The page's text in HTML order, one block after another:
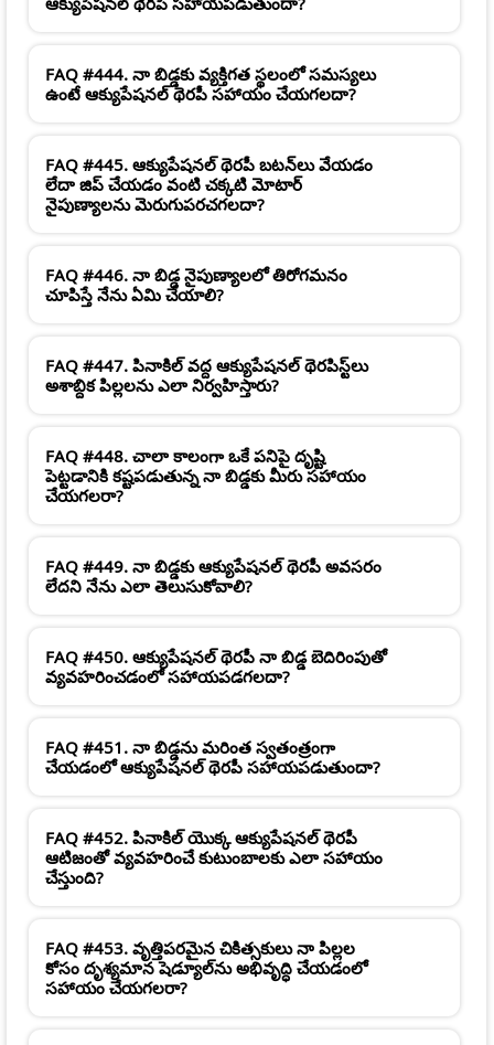
FAQ #444. నా బిడ్డకు వ్యక్తిగత స్థలంలో సమస్యలు
ఉంటే ఆక్యుపేషనల్ థెరపీ సహాయం చేయగలదా?
FAQ #445. ఆక్యుపేషనల్ థెరపీ బటన్‌లు వేయడం
లేదా జిప్ చేయడం వంటి చక్కటి మోటార్
నైపుణ్యాలను మెరుగుపరచగలదా?
FAQ #446. నా బిడ్డ నైపుణ్యాలలో తిరోగమనం
చూపిస్తే నేను ఏమి చేయాలి?
FAQ #447. పినాకిల్ వద్ద ఆక్యుపేషనల్ థెరపిస్ట్‌లు
అశాబ్దిక పిల్లలను ఎలా నిర్వహిస్తారు?
FAQ #448. చాలా కాలంగా ఒకే పనిపై దృష్టి
పెట్టడానికి కష్టపడుతున్న నా బిడ్డకు మీరు సహాయం
చేయగలరా?
FAQ #449. నా బిడ్డకు ఆక్యుపేషనల్ థెరపీ అవసరం
లేదని నేను ఎలా తెలుసుకోవాలి?
FAQ #450. ఆక్యుపేషనల్ థెరపీ నా బిడ్డ బెదిరింపుతో
వ్యవహరించడంలో సహాయపడగలదా?
FAQ #451. నా బిడ్డను మరింత స్వతంత్రంగా
చేయడంలో ఆక్యుపేషనల్ థెరపీ సహాయపడుతుందా?
FAQ #452. పినాకిల్ యొక్క ఆక్యుపేషనల్ థెరపీ
ఆటిజంతో వ్యవహరించే కుటుంబాలకు ఎలా సహాయం
చేస్తుంది?
FAQ #453. వృత్తిపరమైన చికిత్సకులు నా పిల్లల
కోసం దృశ్యమాన షెడ్యూల్‌ను అభివృద్ధి చేయడంలో
సహాయం చేయగలరా?